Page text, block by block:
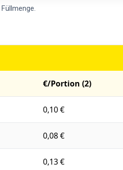
€/Portion (2)
0,10 €
0,08 €
0,13 €